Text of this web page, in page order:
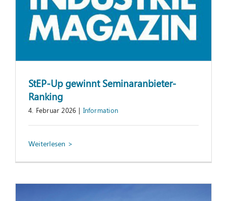
StEP-Up gewinnt Seminaranbieter-
Ranking
4. Februar 2026 | Information
ohne Bachelorabschluss